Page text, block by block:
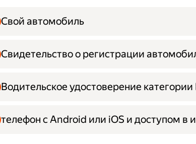
Свой автомобиль
Свидетельство о регистрации
Водительское удостоверение категории
телефон с Android или iOS и доступом в